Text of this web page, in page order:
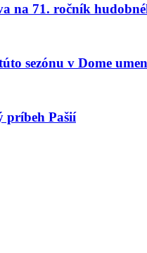
na 71. ročník
sezónu v Dome
príbeh Pašií